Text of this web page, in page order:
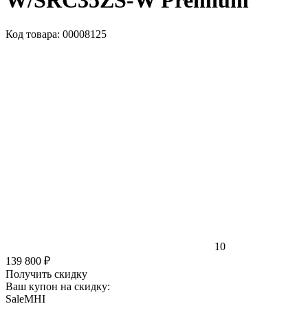
Код товара: 00008125
10
139 800 ₽
Получить скидку
Ваш купон на скидку:
SaleMHI